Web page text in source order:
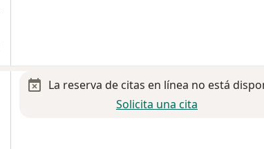
La reserva de citas en línea no está
Solicita una cita